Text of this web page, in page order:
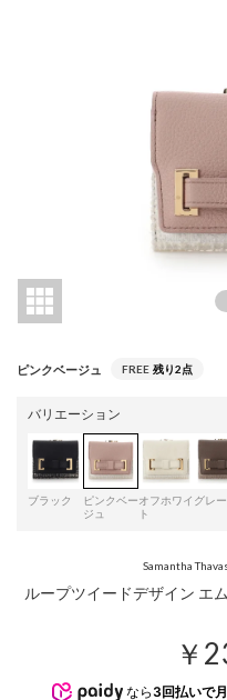
ピンクベージュ FREE 残り2点
バリエーション
ブラック
ピンクベー
ジュ
オフホワイ
ト
グレ
Samantha
ループツイードデザイン エ
￥
なら 3回払いで